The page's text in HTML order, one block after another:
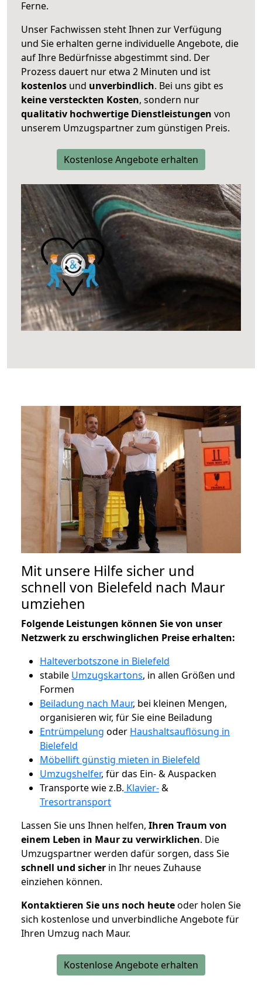
Ferne.
Unser Fachwissen steht Ihnen zur Verfügung
und Sie erhalten gerne individuelle Angebote, die
auf Ihre Bedürfnisse abgestimmt sind. Der
Prozess dauert nur etwa 2 Minuten und ist
kostenlos und unverbindlich. Bei uns gibt es
keine versteckten Kosten, sondern nur
qualitativ hochwertige Dienstleistungen von
unserem Umzugspartner zum günstigen Preis.
Kostenlose Angebote erhalten
Mit unsere Hilfe sicher und
schnell von Bielefeld nach Maur
umziehen
Folgende Leistungen können Sie von unser
Netzwerk zu erschwinglichen Preise erhalten:
Halteverbotszone in Bielefeld
stabile Umzugskartons, in allen Größen und
Formen
Beiladung nach Maur, bei kleinen Mengen,
organisieren wir, für Sie eine Beiladung
Entrümpelung oder Haushaltsauflösung in
Bielefeld
Möbellift günstig mieten in Bielefeld
Umzugshelfer, für das Ein- & Auspacken
Transporte wie z.B. Klavier-&
Tresortransport
Lassen Sie uns Ihnen helfen, Ihren Traum von
einem Leben in Maur zu verwirklichen. Die
Umzugspartner werden dafür sorgen, dass Sie
schnell und sicher in Ihr neues Zuhause
einziehen können.
Kontaktieren Sie uns noch heuteoder holen Sie
sich kostenlose und unverbindliche Angebote für
Ihren Umzug nach Maur.
Kostenlose Angebote erhalten